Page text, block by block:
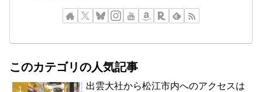
このカテゴリの人気記事
出雲大社から松江市内へのアクセスは